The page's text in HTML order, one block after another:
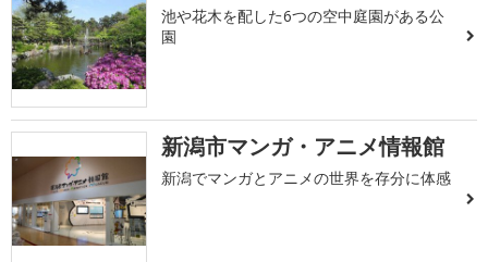
池や花木を配した6つの空中庭園がある公
園
新潟市マンガ・アニメ情報館
新潟でマンガとアニメの世界を存分に体感